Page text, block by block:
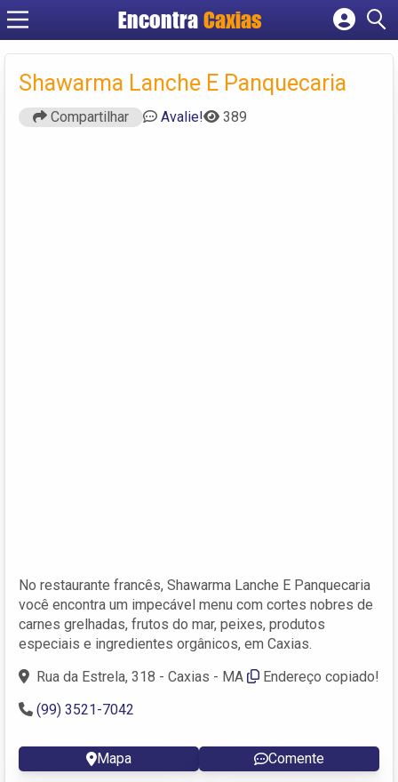
EncontraCaxias
Cadastrar empresa
Criar conta
Shawarma Lanche E Panquecaria
Compartilhar Avalie! 389
No restaurante francês, Shawarma Lanche E Panquecaria
você encontra um impecável menu com cortes nobres de
carnes grelhadas, frutos do mar, peixes, produtos
especiais e ingredientes orgânicos, em Caxias.
Rua da Estrela, 318 - Caxias - MA
Endereço copiado!
(99) 3521-7042
Mapa Comente